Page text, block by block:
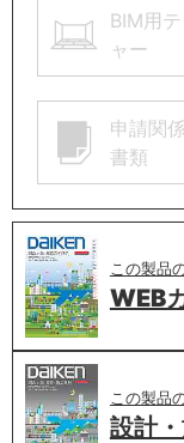
BIM用
ャー
申請関
書類
この製品
WEB
この製品
設計